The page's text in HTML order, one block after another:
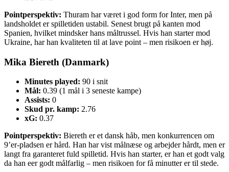
Pointperspektiv: Thuram har været i god form for Inter, men på
landsholdet er spilletiden ustabil. Senest brugt på kanten mod
Spanien, hvilket mindsker hans måltrussel. Hvis han starter mod
Ukraine, har han kvaliteten til at lave point – men risikoen er høj.
Mika Biereth (Danmark)
Minutes played: 90 i snit
Mål: 0.39 (1 mål i 3 seneste kampe)
Assists: 0
Skud pr. kamp: 2.76
xG: 0.37
Pointperspektiv: Biereth er et dansk håb, men konkurrencen om
9’er-pladsen er hård. Han har vist målnæse og arbejder hårdt, men er
langt fra garanteret fuld spilletid. Hvis han starter, er han et godt valg
da han eer godt målfarlig – men risikoen for få minutter er til stede.